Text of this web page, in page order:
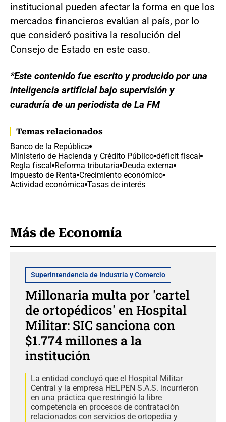
institucional pueden afectar la forma en que los
mercados financieros evalúan al país, por lo
que consideró positiva la resolución del
Consejo de Estado en este caso.
*Este contenido fue escrito y producido por una
inteligencia artificial bajo supervisión y
curaduría de un periodista de La FM
Temas relacionados
Banco de la República
Ministerio de Hacienda y Crédito Público déficit fiscal
Regla fiscal Reforma tributaria Deuda externa
Impuesto de Renta Crecimiento económico
Actividad económica Tasas de interés
Más de Economía
Superintendencia de Industria y Comercio
Millonaria multa por 'cartel
de ortopédicos' en Hospital
Militar: SIC sanciona con
$1.774 millones a la
institución
La entidad concluyó que el Hospital Militar
Central y la empresa HELPEN S.A.S. incurrieron
en una práctica que restringió la libre
competencia en procesos de contratación
relacionados con servicios de ortopedia y